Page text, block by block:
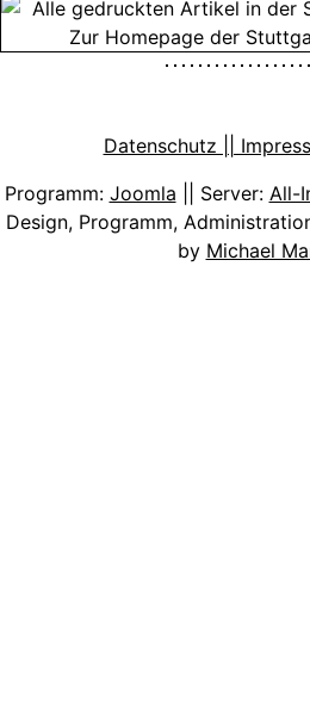
Datenschutz ||
Programm: Joomla || Server: All-
Design, Programm,
by Michael